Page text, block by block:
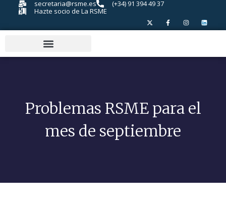
secretaria@rsme.es
(+34) 91 394 49 37
Hazte socio de La RSME
Problemas RSME para el
mes de septiembre